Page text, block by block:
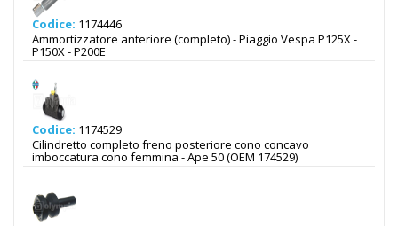
Codice: 1174446
Ammortizzatore anteriore (completo) - Piaggio Vespa P125X -
P150X - P200E
Codice: 1174529
Cilindretto completo freno posteriore cono concavo
imboccatura cono femmina - Ape 50 (OEM 174529)